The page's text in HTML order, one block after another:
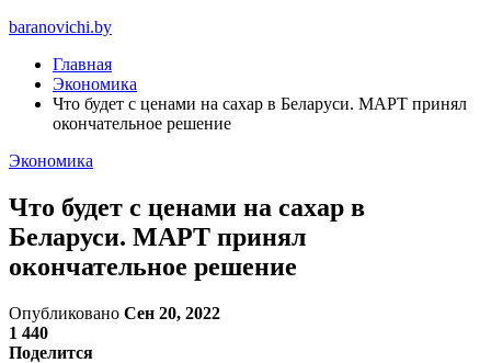
baranovichi.by
Главная
Экономика
Что будет с ценами на сахар в Беларуси. МАРТ принял
окончательное решение
Экономика
Что будет с ценами на сахар в
Беларуси. МАРТ принял
окончательное решение
Опубликовано Сен 20, 2022
1 440
Поделится